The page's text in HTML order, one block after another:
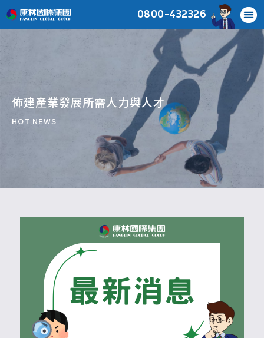
0800-432326
佈建產業發展所需人力與人才
HOT NEWS